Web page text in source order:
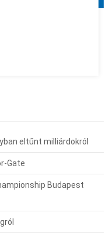
eltűnt milliárdokról
Gate
Budapest